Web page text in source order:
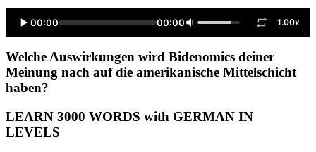
00:00 00:00 1.00x
Welche Auswirkungen wird Bidenomics deiner
Meinung nach auf die amerikanische Mittelschicht
haben?
LEARN 3000 WORDS with GERMAN IN
LEVELS